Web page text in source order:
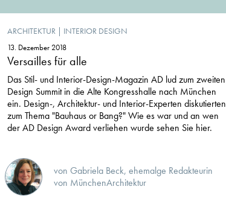
ARCHITEKTUR | INTERIOR DESIGN
13. Dezember 2018
Versailles für alle
Das Stil- und Interior-Design-Magazin AD lud zum zweiten
Design Summit in die Alte Kongresshalle nach München
ein. Design-, Architektur- und Interior-Experten diskutierten
zum Thema "Bauhaus or Bang?" Wie es war und an wen
der AD Design Award verliehen wurde sehen Sie hier.
von Gabriela Beck, ehemalge Redakteurin
von MünchenArchitektur